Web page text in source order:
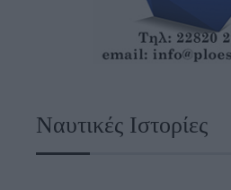
Ναυτικές Ιστορίες